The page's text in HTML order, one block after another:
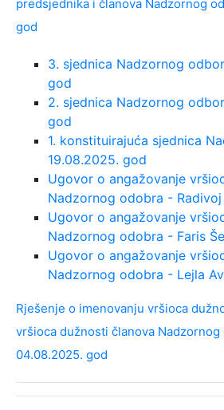
predsjednika i članova Nadzornog
god
3. sjednica Nadzornog
god
2. sjednica Nadzornog
god
1. konstituirajuća sjednica
19.08.2025. god
Ugovor o angažovanje
Nadzornog odobra -
Ugovor o angažovanje
Nadzornog odobra - Faris
Ugovor o angažovanje
Nadzornog odobra - Lejla
Rješenje o imenovanju vršioca
vršioca dužnosti članova Nadzornog
04.08.2025. god